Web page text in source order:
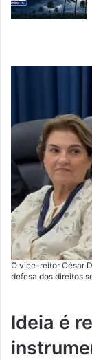
O vice-reitor César
defesa dos direitos
Ideia é